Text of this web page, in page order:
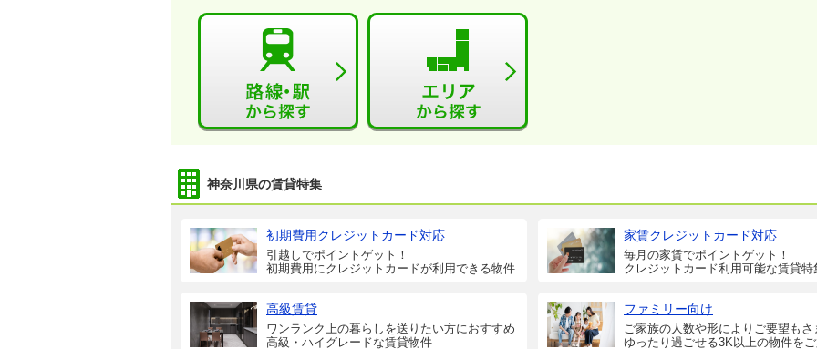
神奈川県の賃貸特集
初期費用クレジットカード対応
引越しでポイントゲット！
初期費用にクレジットカードが利用できる物件
家賃クレジットカード対応
毎月の家賃でポイントゲット！
クレジットカード利用可能な賃貸特
高級賃貸
ワンランク上の暮らしを送りたい方におすすめ
高級・ハイグレードな賃貸物件
ファミリー向け
ご家族の人数や形によりご要望もさ
ゆったり過ごせる3K以上の物件を